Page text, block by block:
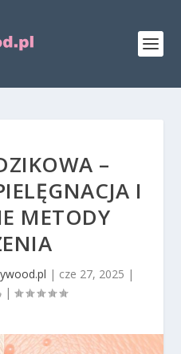
–
I
METODY
| cze 27, 2025 |
|